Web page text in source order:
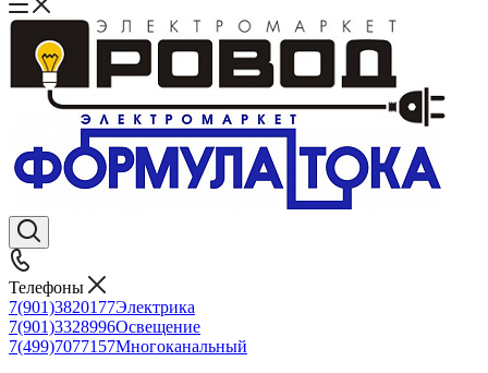
Телефоны
7(901)3820177Электрика
7(901)3328996Освещение
7(499)7077157Многоканальный